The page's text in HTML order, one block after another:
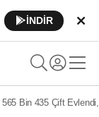
İNDİR
565 Bin 435 Çift